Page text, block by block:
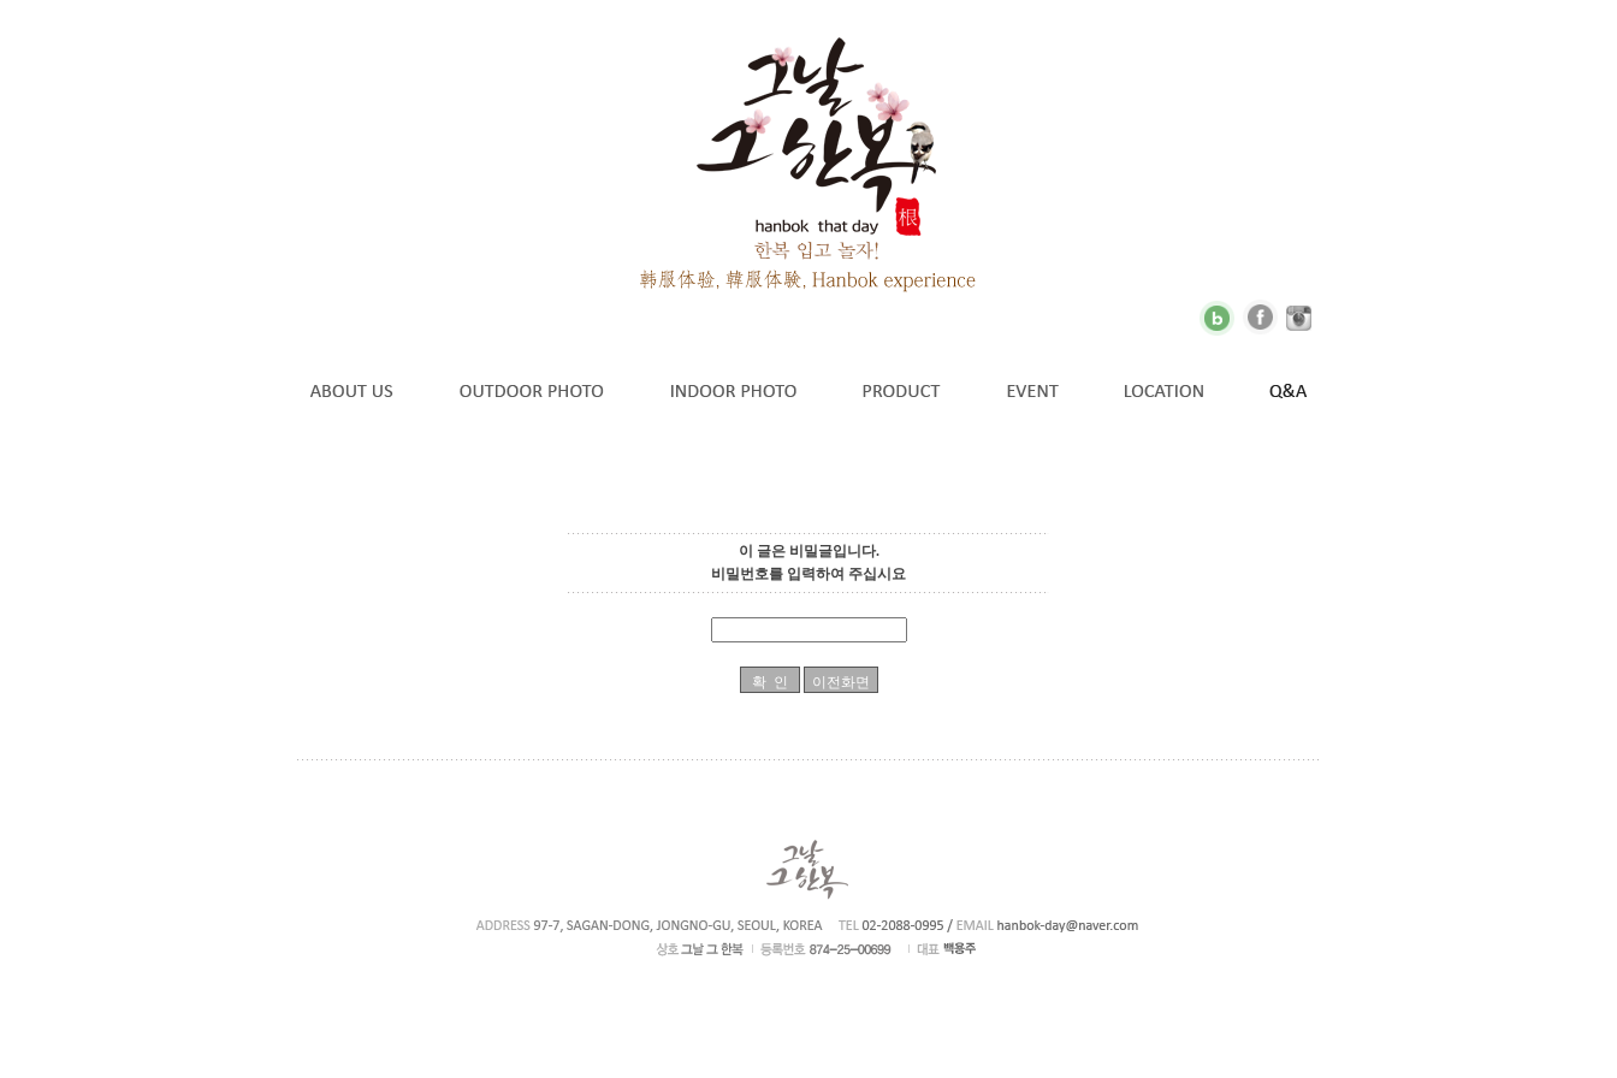
이 글은 비밀글입니다.
비밀번호를 입력하여 주십시요